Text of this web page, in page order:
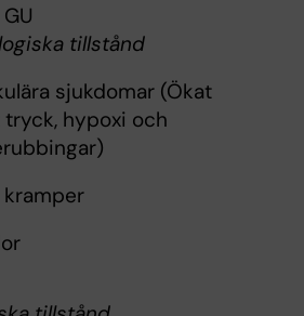
tillstånd
sjukdomar (Ökat
hypoxi och